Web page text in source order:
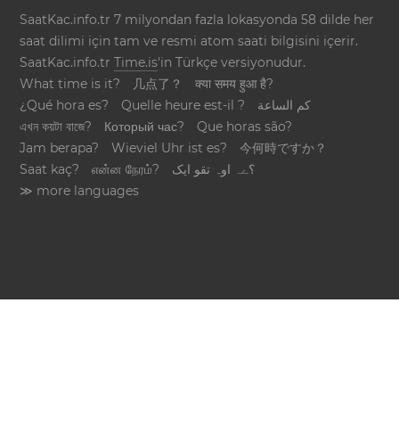
SaatKac.info.tr 7 milyondan fazla lokasyonda 58 dilde her
saat dilimi için tam ve resmi atom saati bilgisini içerir.
SaatKac.info.trTime.is'in Türkçe versiyonudur.
What time is it?
几点了？
क्या समय हुआ है?
¿Qué hora es?
Quelle heure est-il ?
كم الساعة
এখন কয়টা বাজে?
Который час?
Que horas são?
Jam berapa?
Wieviel Uhr ist es?
今何時ですか？
Saat kaç?
என்ன நேரம்?
؟ےہ اوہ تقو ایک
≫ more languages